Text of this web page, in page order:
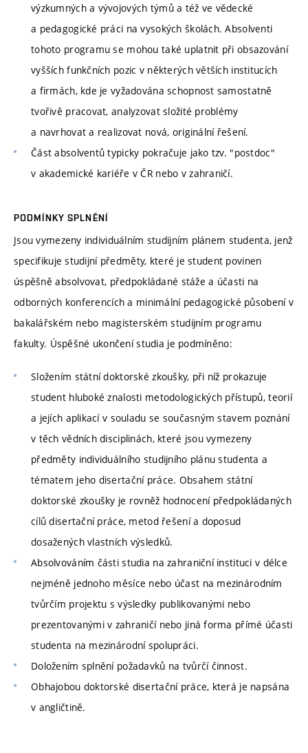
výzkumných a vývojových týmů a též ve vědecké
a pedagogické práci na vysokých školách. Absolventi
tohoto programu se mohou také uplatnit při obsazování
vyšších funkčních pozic v některých větších institucích
a firmách, kde je vyžadována schopnost samostatně
tvořivě pracovat, analyzovat složité problémy
a navrhovat a realizovat nová, originální řešení.
Část absolventů typicky pokračuje jako tzv. "postdoc"
v akademické kariéře v ČR nebo v zahraničí.
PODMÍNKY SPLNĚNÍ
Jsou vymezeny individuálním studijním plánem studenta, jenž
specifikuje studijní předměty, které je student povinen
úspěšně absolvovat, předpokládané stáže a účasti na
odborných konferencích a minimální pedagogické působení v
bakalářském nebo magisterském studijním programu
fakulty. Úspěšné ukončení studia je podmíněno:
Složením státní doktorské zkoušky, při níž prokazuje
student hluboké znalosti metodologických přístupů, teorií
a jejích aplikací v souladu se současným stavem poznání
v těch vědních disciplinách, které jsou vymezeny
předměty individuálního studijního plánu studenta a
tématem jeho disertační práce. Obsahem státní
doktorské zkoušky je rovněž hodnocení předpokládaných
cílů disertační práce, metod řešení a doposud
dosažených vlastních výsledků.
Absolvováním části studia na zahraniční instituci v délce
nejméně jednoho měsíce nebo účast na mezinárodním
tvůrčím projektu s výsledky publikovanými nebo
prezentovanými v zahraničí nebo jiná forma přímé účasti
studenta na mezinárodní spolupráci.
Doložením splnění požadavků na tvůrčí činnost.
Obhajobou doktorské disertační práce, která je napsána
v angličtině.